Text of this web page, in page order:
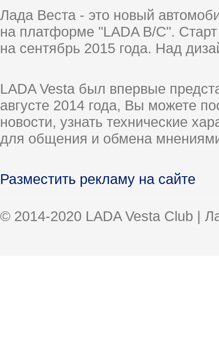
Лада Веста - это новый
на платформе "LADA B/C".
на сентябрь 2015 года. Над
LADA Vesta был впервые
августе 2014 года, Вы можете
новости, узнать технические
для общения и обмена
Разместить рекламу на сайте
© 2014-2020 LADA Vesta Club |